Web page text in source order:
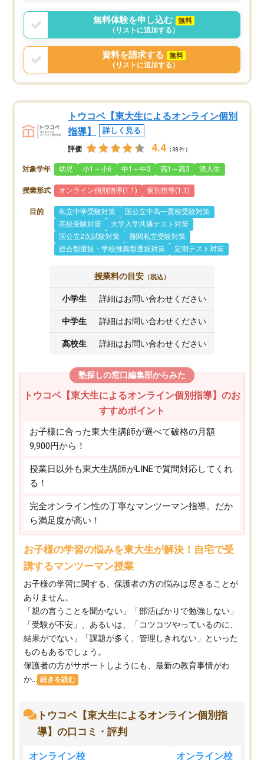
無料体験を申し込む
無料
（リストに追加する）
資料を請求する
無料
（リストに追加する）
トウコベ【東大生によるオンライン個別
指導】
詳しく見る
評価 4.4 （38件）
対象学年 幼児 小1～小6 中1～中3 高1～高3 浪人生
授業形式 オンライン個別指導(1:1) 個別指導(1:1)
目的 私立中学受験対策
国公立中高一貫校受験対策
高校受験対策
大学入学共通テスト対策
国公立2次試験対策
難関私立受験対策
総合型選抜・学校推薦型選抜対策
定期テスト対策
授業料の目安 （税込）
小学生 詳細はお問い合わせください
中学生 詳細はお問い合わせください
高校生 詳細はお問い合わせください
塾探しの窓口編集部からみた
トウコベ【東大生によるオンライン個別指導】のお
すすめポイント
お子様に合った東大生講師が選べて破格の月額
9,900円から！
授業日以外も東大生講師がLINEで質問対応してくれ
る！
完全オンライン性の丁寧なマンツーマン指導。だか
ら満足度が高い！
お子様の学習の悩みを東大生が解決！自宅で受
講するマンツーマン授業
お子様の学習に関する、保護者の方の悩みは尽きることが
ありません。
「親の言うことを聞かない」「部活ばかりで勉強しない」
「受験が不安」、あるいは、「コツコツやっているのに、
結果がでない」「課題が多く、管理しきれない」といった
ものもあるでしょう。
保護者の方がサポートしようにも、最新の教育事情がわ
か...
続きを読む
トウコベ【東大生によるオンライン個別指
導】の口コミ・評判
オンライン校 オンライン校